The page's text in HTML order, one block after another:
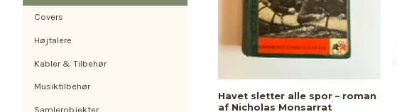
Covers
Højtalere
Kabler & Tilbehør
Musiktilbehør
Samlerobjekter
Havet sletter alle spor – roman
af Nicholas Monsarrat